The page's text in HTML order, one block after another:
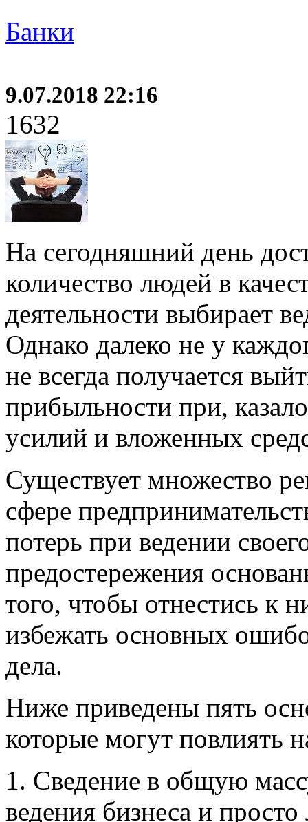
Банки
9.07.2018 22:16
1632
На сегодняшний день
количество людей в
деятельности выбирает
Однако далеко не у
не всегда получается
прибыльности при,
усилий и вложенных
Существует множество
сфере
потерь при ведении
предостережения
того, чтобы отнестись к
избежать основных
дела.
Ниже приведены пять
которые могут повлиять
1. Сведение в общую
ведения бизнеса и